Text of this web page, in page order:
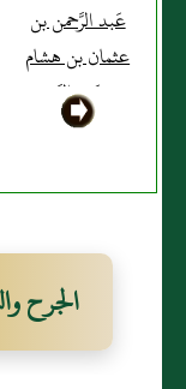
عَبد الرَّحمن بن
عثمان بن هشام
بن عَبد الرَّحمن
بن زر أَبو هشام
الجرح